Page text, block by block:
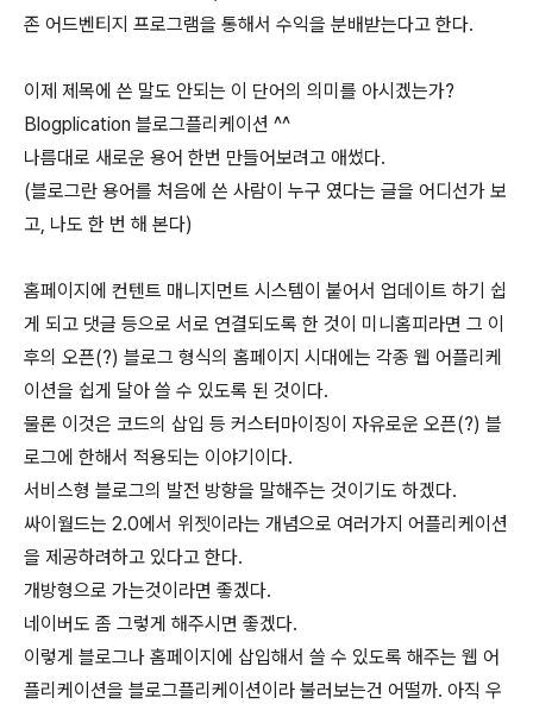
존 어드벤티지 프로그램을 통해서 수익을 분배받는다고 한다.
이제 제목에 쓴 말도 안되는 이 단어의 의미를 아시겠는가?
Blogplication 블로그플리케이션 ^^
나름대로 새로운 용어 한번 만들어보려고 애썼다.
(블로그란 용어를 처음에 쓴 사람이 누구 였다는 글을 어디선가 보
고, 나도 한 번 해 본다)
홈페이지에 컨텐트 매니지먼트 시스템이 붙어서 업데이트 하기 쉽
게 되고 댓글 등으로 서로 연결되도록 한 것이 미니홈피라면 그 이
후의 오픈(?) 블로그 형식의 홈페이지 시대에는 각종 웹 어플리케
이션을 쉽게 달아 쓸 수 있도록 된 것이다.
물론 이것은 코드의 삽입 등 커스터마이징이 자유로운 오픈(?) 블
로그에 한해서 적용되는 이야기이다.
서비스형 블로그의 발전 방향을 말해주는 것이기도 하겠다.
싸이월드는 2.0에서 위젯이라는 개념으로 여러가지 어플리케이션
을 제공하려하고 있다고 한다.
개방형으로 가는것이라면 좋겠다.
네이버도 좀 그렇게 해주시면 좋겠다.
이렇게 블로그나 홈페이지에 삽입해서 쓸 수 있도록 해주는 웹 어
플리케이션을 블로그플리케이션이라 불러보는건 어떨까. 아직 우